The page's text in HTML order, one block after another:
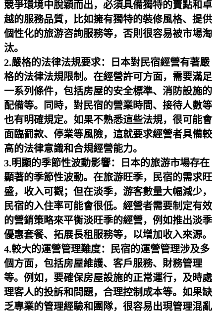
競爭環境中脫穎而出，必須具備獨特的賣點和卓
越的服務品質，比如擁有獨特的裝修風格、提供
個性化的旅游咨詢服務等，否則很容易被市場淘
汰。
2.嚴格的法律法規要求：日本對民宿經營有著嚴
格的法律法規限制。在經營許可方面，需要滿足
一系列條件，包括房屋的安全標準、消防設施的
配備等。同時，對民宿的營業時間、接待人數等
也有明確規定。如果不熟悉這些法規，很可能會
面臨罰款、停業等風險，這就要求經營者具備較
高的法律意識和合規經營能力。
3.明顯的季節性波動影響：日本的旅游市場存在
顯著的季節性波動。在旅游旺季，民宿的需求旺
盛，收入可觀；但在淡季，游客數量大幅減少，
民宿的入住率可能會很低。經營者需要制定有效
的營銷策略來平衡淡旺季的經營，例如推出淡季
優惠套餐、拓展長租服務等，以增加收入來源。
4.較大的運營管理難度：民宿的運營管理涉及多
個方面，包括房屋維護、客戶服務、財務管理
等。例如，要確保房屋設施的正常運行，及時處
理客人的投訴和問題，合理控制成本等。如果缺
乏專業的管理經驗和團隊，很容易出現管理混亂